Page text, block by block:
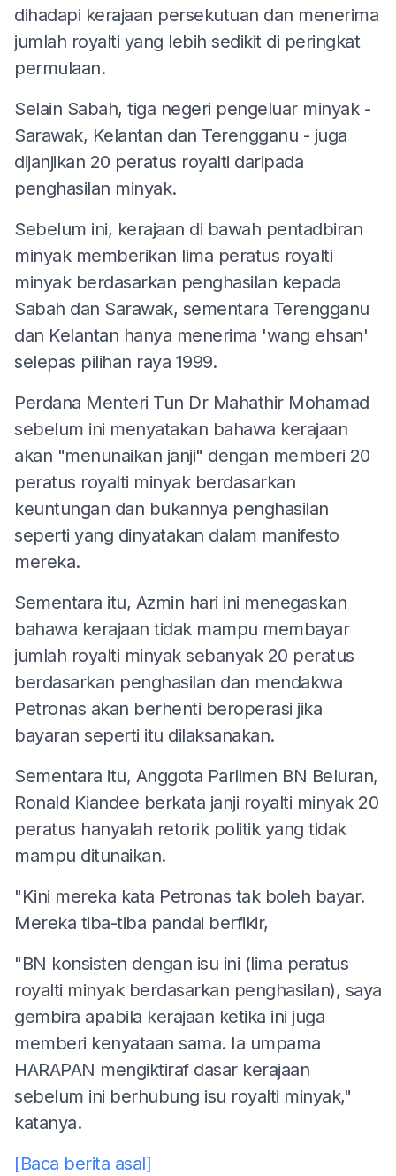
dihadapi kerajaan persekutuan dan menerima
jumlah royalti yang lebih sedikit di peringkat
permulaan.
Selain Sabah, tiga negeri pengeluar minyak -
Sarawak, Kelantan dan Terengganu - juga
dijanjikan 20 peratus royalti daripada
penghasilan minyak.
Sebelum ini, kerajaan di bawah pentadbiran
minyak memberikan lima peratus royalti
minyak berdasarkan penghasilan kepada
Sabah dan Sarawak, sementara Terengganu
dan Kelantan hanya menerima 'wang ehsan'
selepas pilihan raya 1999.
Perdana Menteri Tun Dr Mahathir Mohamad
sebelum ini menyatakan bahawa kerajaan
akan "menunaikan janji" dengan memberi 20
peratus royalti minyak berdasarkan
keuntungan dan bukannya penghasilan
seperti yang dinyatakan dalam manifesto
mereka.
Sementara itu, Azmin hari ini menegaskan
bahawa kerajaan tidak mampu membayar
jumlah royalti minyak sebanyak 20 peratus
berdasarkan penghasilan dan mendakwa
Petronas akan berhenti beroperasi jika
bayaran seperti itu dilaksanakan.
Sementara itu, Anggota Parlimen BN Beluran,
Ronald Kiandee berkata janji royalti minyak 20
peratus hanyalah retorik politik yang tidak
mampu ditunaikan.
"Kini mereka kata Petronas tak boleh bayar.
Mereka tiba-tiba pandai berfikir,
"BN konsisten dengan isu ini (lima peratus
royalti minyak berdasarkan penghasilan), saya
gembira apabila kerajaan ketika ini juga
memberi kenyataan sama. Ia umpama
HARAPAN mengiktiraf dasar kerajaan
sebelum ini berhubung isu royalti minyak,"
katanya.
[Baca berita asal]